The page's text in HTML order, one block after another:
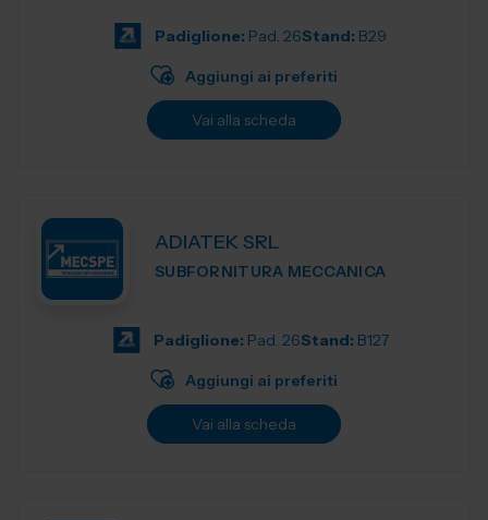
Padiglione: Pad. 26Stand: B29
Aggiungi ai preferiti
Vai alla scheda
ADIATEK SRL
SUBFORNITURA MECCANICA
Padiglione: Pad. 26Stand: B127
Aggiungi ai preferiti
Vai alla scheda